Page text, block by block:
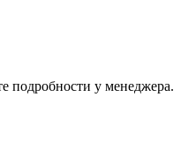
подробности у менеджера.